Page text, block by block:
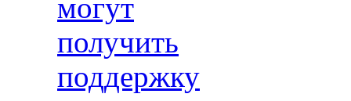
могут
получить
поддержку